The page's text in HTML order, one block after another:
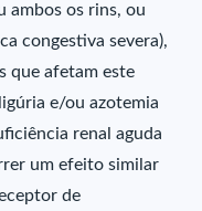
ambos os rins, ou
congestiva severa),
que afetam este
e/ou azotemia
renal aguda
um efeito similar
de